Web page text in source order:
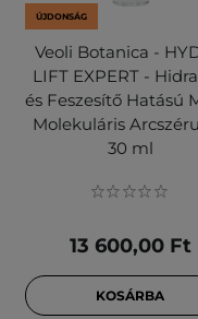
ÚJDONSÁG
Veoli Botanica -
LIFT EXPERT -
és Feszesítő Hatású
Molekuláris
30 ml
13 600,00 Ft
KOSÁRBA